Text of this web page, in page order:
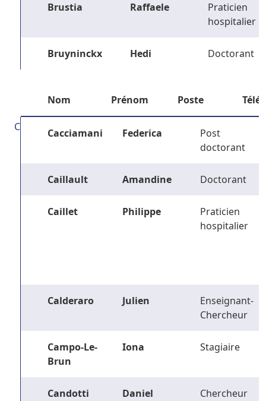
Brustia Raffaele
Praticien
hospitalier
Bruyninckx Hedi Doctorant
Nom Prénom Poste
C Cacciamani Federica
Post
doctorant
Caillault Amandine Doctorant
Caillet Philippe
Praticien
hospitalier
Calderaro Julien
Enseignant-
Chercheur
Campo-Le-
Brun
Iona Stagiaire
Candotti Daniel Chercheur